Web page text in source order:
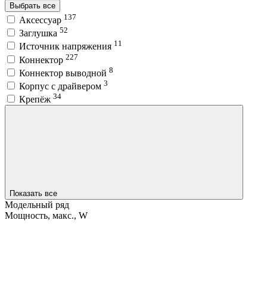
Выбрать все
Аксессуар 137
Заглушка 52
Источник напряжения 11
Коннектор 227
Коннектор выводной 8
Корпус с драйвером 3
Крепёж 34
Показать все
Модельный ряд
Мощность, макс., W